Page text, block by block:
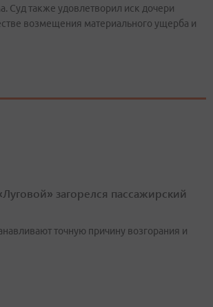
Суд также удовлетворил иск дочери
возмещения материального ущерба и
загорелся пассажирский
точную причину возгорания и